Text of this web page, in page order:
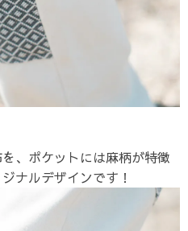
、ポケットには麻柄が特徴
ナルデザインです！